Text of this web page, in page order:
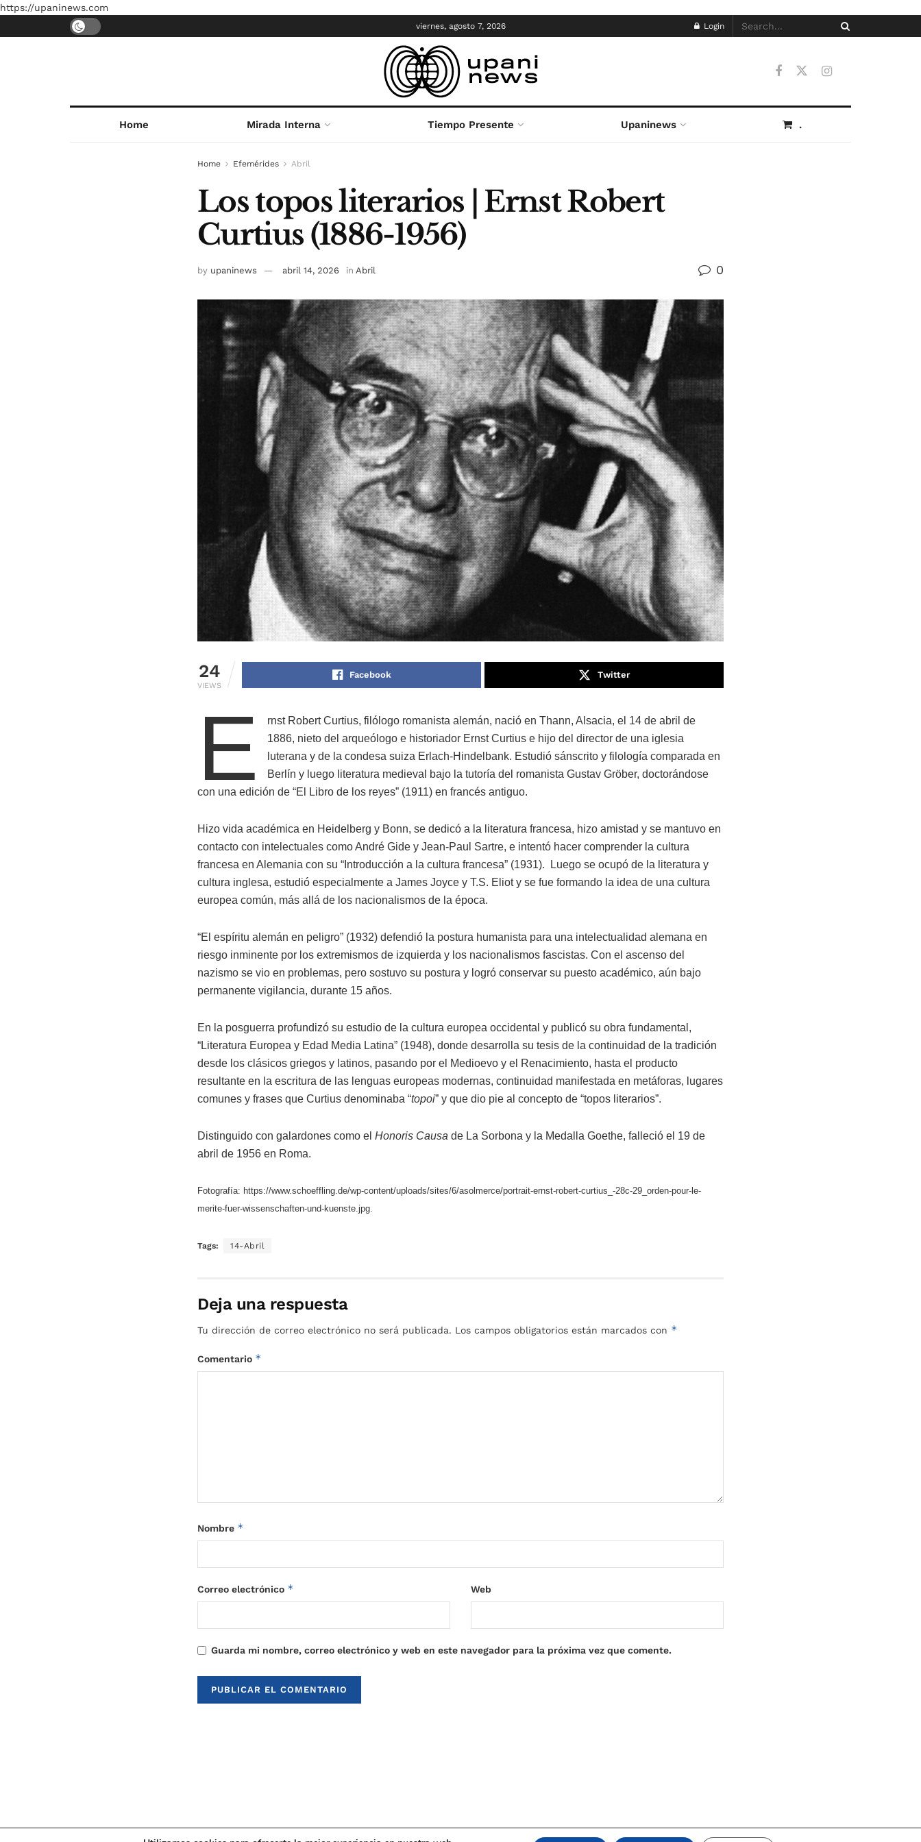
https://upaninews.com
viernes, agosto 7, 2026 Login
Home Mirada Interna Tiempo Presente Upaninews .
Home Efemérides Abril
Los topos literarios | Ernst Robert
Curtius (1886-1956)
by upaninews abril 14, 2026 in Abril 0
24
VIEWS
Facebook Twitter
E
rnst Robert Curtius, filólogo romanista alemán, nació en Thann, Alsacia, el 14 de abril de
1886, nieto del arqueólogo e historiador Ernst Curtius e hijo del director de una iglesia
luterana y de la condesa suiza Erlach-Hindelbank. Estudió sánscrito y filología comparada en
Berlín y luego literatura medieval bajo la tutoría del romanista Gustav Gröber, doctorándose
con una edición de “El Libro de los reyes” (1911) en francés antiguo.
Hizo vida académica en Heidelberg y Bonn, se dedicó a la literatura francesa, hizo amistad y se mantuvo en
contacto con intelectuales como André Gide y Jean-Paul Sartre, e intentó hacer comprender la cultura
francesa en Alemania con su “Introducción a la cultura francesa” (1931). Luego se ocupó de la literatura y
cultura inglesa, estudió especialmente a James Joyce y T.S. Eliot y se fue formando la idea de una cultura
europea común, más allá de los nacionalismos de la época.
“El espíritu alemán en peligro” (1932) defendió la postura humanista para una intelectualidad alemana en
riesgo inminente por los extremismos de izquierda y los nacionalismos fascistas. Con el ascenso del
nazismo se vio en problemas, pero sostuvo su postura y logró conservar su puesto académico, aún bajo
permanente vigilancia, durante 15 años.
En la posguerra profundizó su estudio de la cultura europea occidental y publicó su obra fundamental,
“Literatura Europea y Edad Media Latina” (1948), donde desarrolla su tesis de la continuidad de la tradición
desde los clásicos griegos y latinos, pasando por el Medioevo y el Renacimiento, hasta el producto
resultante en la escritura de las lenguas europeas modernas, continuidad manifestada en metáforas, lugares
comunes y frases que Curtius denominaba “topoi” y que dio pie al concepto de “topos literarios”.
Distinguido con galardones como el Honoris Causa de La Sorbona y la Medalla Goethe, falleció el 19 de
abril de 1956 en Roma.
Fotografía: https://www.schoeffling.de/wp-content/uploads/sites/6/asolmerce/portrait-ernst-robert-curtius_-28c-29_orden-pour-le-
merite-fuer-wissenschaften-und-kuenste.jpg.
Tags: 14-Abril
Deja una respuesta
Tu dirección de correo electrónico no será publicada. Los campos obligatorios están marcados con *
Comentario *
Nombre *
Correo electrónico * Web
Guarda mi nombre, correo electrónico y web en este navegador para la próxima vez que comente.